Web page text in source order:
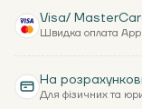
Visa/
Швидка оплата
На
Для фізичних та